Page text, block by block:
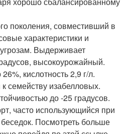
поколения, совместивший в
характеристики и
Выдерживает
высокоурожайный.
кислотность 2,9 г/л.
семейству изабелловых.
до -25 градусов.
часто использующийся при
Посмотреть больше